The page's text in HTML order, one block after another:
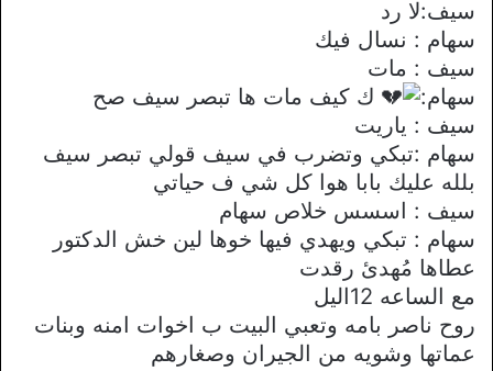
سيف:لا رد
سهام : نسال فيك
سيف : مات
سهام:
ك كيف مات ها تبصر سيف صح
سيف : ياريت
سهام :تبكي وتضرب في سيف قولي تبصر سيف
بلله عليك بابا هوا كل شي ف حياتي
سيف : اسسس خلاص سهام
سهام : تبكي ويهدي فيها خوها لين خش الدكتور
عطاها مُهدئ رقدت
مع الساعه 12اليل
روح ناصر بامه وتعبي البيت ب اخوات امنه وبنات
عماتها وشويه من الجيران وصغارهم